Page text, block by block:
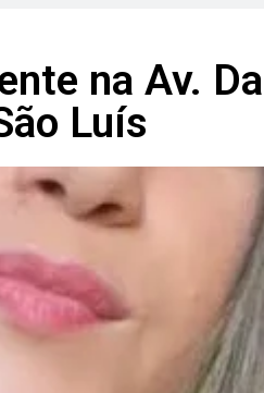
na Av.
Luís